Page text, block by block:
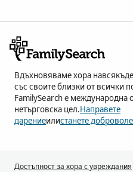
Вдъхновяваме хора
със своите близки от всички
FamilySearch е международна
нетърговска цел.Направете
дарениеилистанете
Достъпност за хора с увреждания